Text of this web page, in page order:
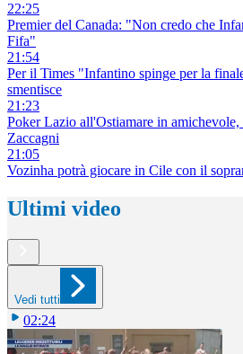
22:25
Premier del Canada: "Non credo che
Fifa"
21:54
Per il Times "Infantino spinge per la
smentisce
21:23
Poker Lazio all'Ostiamare in
Zaccagni
21:05
Vozinha potrà giocare in Cile con il
Ultimi video
Vedi tutti
02:24